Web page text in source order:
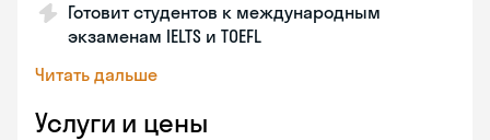
Готовит студентов к международным
экзаменам IELTS и TOEFL
Читать дальше
Услуги и цены